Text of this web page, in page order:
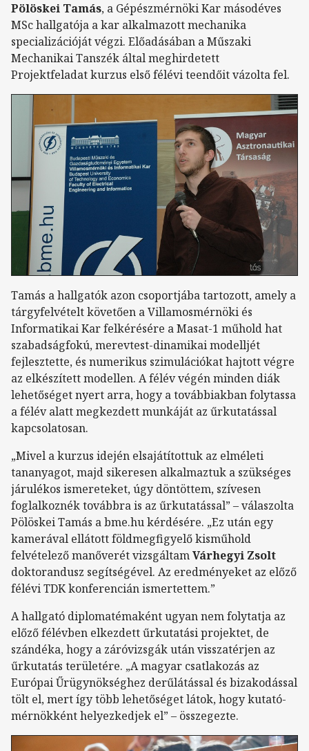
Pölöskei Tamás, a Gépészmérnöki Kar másodéves
MSc hallgatója a kar alkalmazott mechanika
specializációját végzi. Előadásában a Műszaki
Mechanikai Tanszék által meghirdetett
Projektfeladat kurzus első félévi teendőit vázolta fel.
Tamás a hallgatók azon csoportjába tartozott, amely a
tárgyfelvételt követően a Villamosmérnöki és
Informatikai Kar felkérésére a Masat-1 műhold hat
szabadságfokú, merevtest-dinamikai modelljét
fejlesztette, és numerikus szimulációkat hajtott végre
az elkészített modellen. A félév végén minden diák
lehetőséget nyert arra, hogy a továbbiakban folytassa
a félév alatt megkezdett munkáját az űrkutatással
kapcsolatosan.
„Mivel a kurzus idején elsajátítottuk az elméleti
tananyagot, majd sikeresen alkalmaztuk a szükséges
járulékos ismereteket, úgy döntöttem, szívesen
foglalkoznék továbbra is az űrkutatással” – válaszolta
Pölöskei Tamás a bme.hu kérdésére. „Ez után egy
kamerával ellátott földmegfigyelő kisműhold
felvételező manőverét vizsgáltamVárhegyi Zsolt
doktorandusz segítségével. Az eredményeket az előző
félévi TDK konferencián ismertettem.”
A hallgató diplomatémaként ugyan nem folytatja az
előző félévben elkezdett űrkutatási projektet, de
szándéka, hogy a záróvizsgák után visszatérjen az
űrkutatás területére. „A magyar csatlakozás az
Európai Űrügynökséghez derűlátással és bizakodással
tölt el, mert így több lehetőséget látok, hogy kutató-
mérnökként helyezkedjek el” – összegezte.